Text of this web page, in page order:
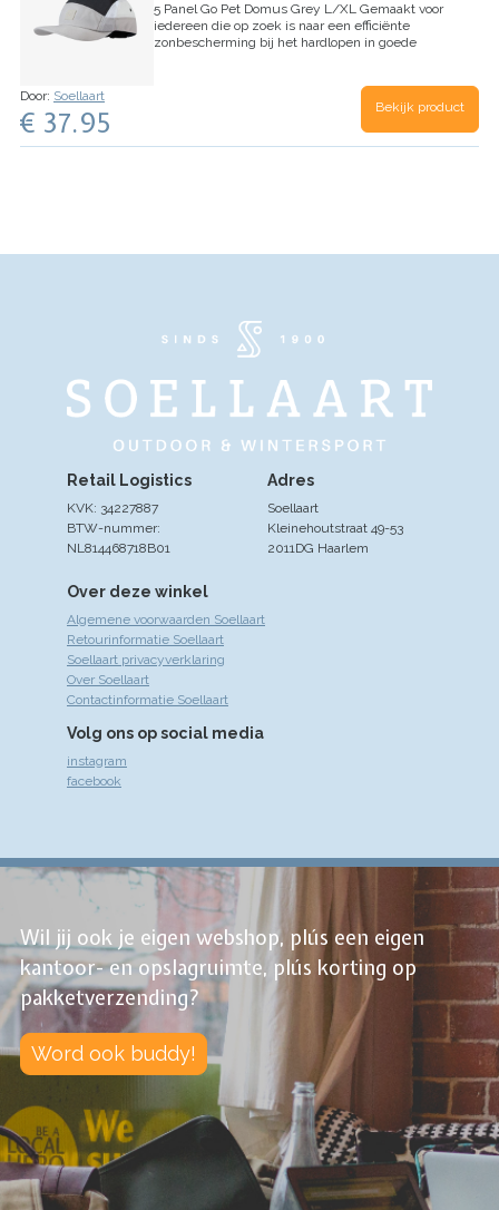
5 Panel Go Pet Domus Grey L/XL Gemaakt voor
iedereen die op zoek is naar een efficiënte
zonbescherming bij het hardlopen in goede
Door: Soellaart
€ 37.95 Bekijk product
Over deze winkel
Algemene voorwaarden Soellaart
Retourinformatie Soellaart
Soellaart privacyverklaring
Over Soellaart
Contactinformatie Soellaart
Volg ons op social media
instagram
facebook
Adres
Soellaart
Kleinehoutstraat 49-53
2011DG Haarlem
Retail Logistics
KVK: 34227887
BTW-nummer:
NL814468718B01
Wil jij ook je eigen webshop, plús een eigen
kantoor- en opslagruimte, plús korting op
pakketverzending?
Word ook buddy!